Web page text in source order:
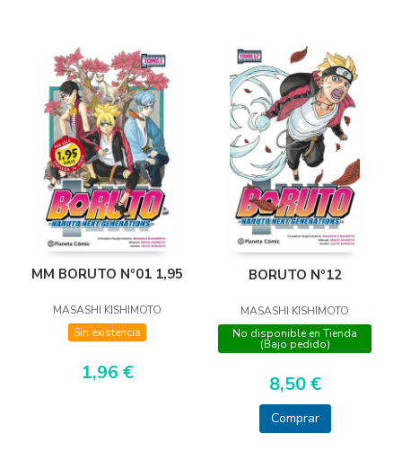
MM BORUTO Nº01 1,95
MASASHI KISHIMOTO
Sin existencia
1,96 €
BORUTO Nº12
MASASHI KISHIMOTO
No disponible en Tienda
(Bajo pedido)
8,50 €
Comprar